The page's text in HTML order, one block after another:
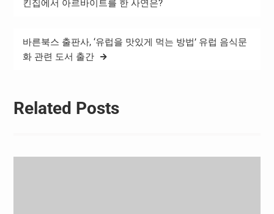
킨집에서 아르바이트를 한 사연은?
바른북스 출판사, ‘유럽을 맛있게 먹는 방법’ 유럽 음식문
화 관련 도서 출간
Related Posts